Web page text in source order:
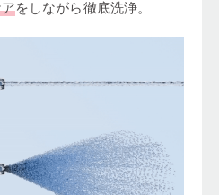
をしながら徹底洗浄。